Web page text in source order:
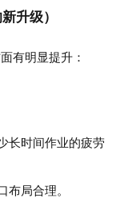
升级）
有明显提升：
长时间作业的疲劳
布局合理。